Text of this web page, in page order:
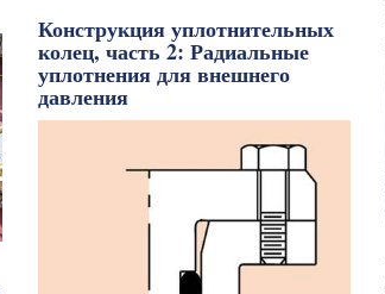
Конструкция уплотнительных
колец, часть 2: Радиальные
уплотнения для внешнего
давления